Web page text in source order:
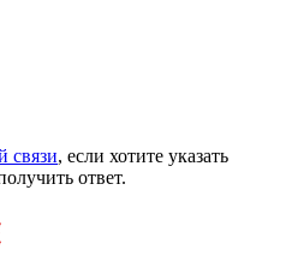
связи, если хотите указать
ответ.